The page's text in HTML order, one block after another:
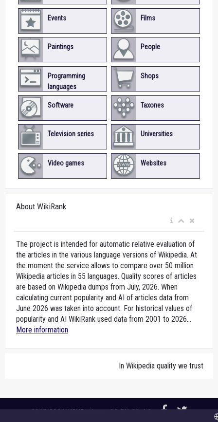
Events Films
Paintings People
Programming
languages
Shops
Software Taxones
Television series Universities
Video games Websites
About WikiRank
The project is intended for automatic relative evaluation of
the articles in the various language versions of Wikipedia. At
the moment the service allows to compare over 50 million
Wikipedia articles in 55 languages. Quality scores of articles
are based on Wikipedia dumps from July, 2026. When
calculating current popularity and AI of articles data from
June 2026 was taken into account. For historical values of
popularity and AI WikiRank used data from 2001 to 2026...
More information
In Wikipedia quality we trust
2015-2026,WikiRank.net, CC BY-SA 4.0 🌐